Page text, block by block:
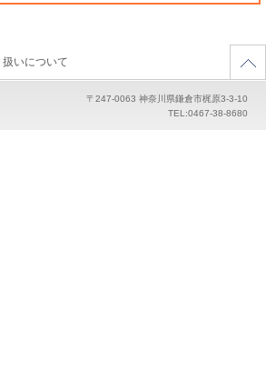
いについて
〒247-0063 神奈川県鎌倉市梶原3-3-10
TEL:0467-38-8680